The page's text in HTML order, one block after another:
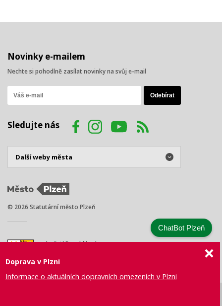
Novinky e-mailem
Nechte si pohodlně zasílat novinky na svůj e-mail
Sledujte nás
© 2026 Statutární město Plzeň
náměstí Republiky 1
Tel.: +420 378 031 111
Doprava v Plzni
Informace o aktuálních dopravních omezeních v Plzni
ChatBot Plzeň